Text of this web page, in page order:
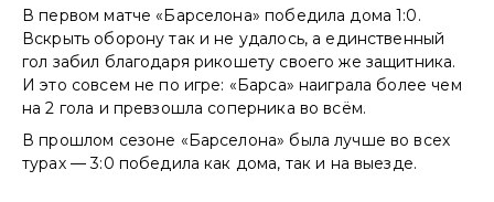
В первом матче «Барселона» победила дома 1:0.
Вскрыть оборону так и не удалось, а единственный
гол забил благодаря рикошету своего же защитника.
И это совсем не по игре: «Барса» наиграла более чем
на 2 гола и превзошла соперника во всём.
В прошлом сезоне «Барселона» была лучше во всех
турах — 3:0 победила как дома, так и на выезде.